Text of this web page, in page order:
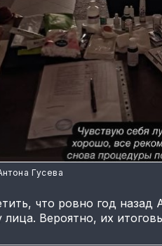
Гусева
что ровно год назад
Вероятно, их